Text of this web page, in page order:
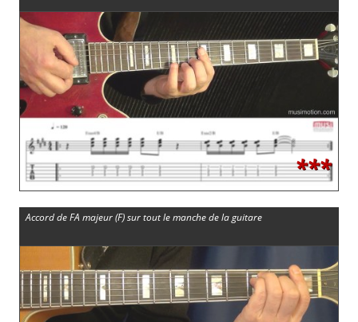
***
Accord de FA majeur (F) sur tout le manche de la guitare